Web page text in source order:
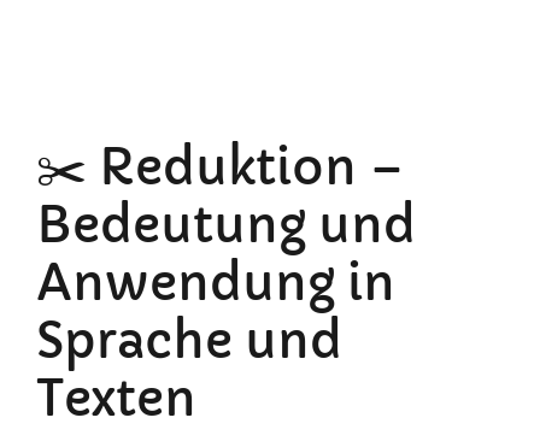
✂️ Reduktion –
Bedeutung und
Anwendung in
Sprache und
Texten